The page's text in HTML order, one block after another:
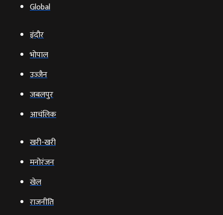
Global
इंदौर
भोपाल
उज्‍जैन
जबलपुर
आचंलिक
खरी-खरी
मनोरंजन
खेल
राजनीति